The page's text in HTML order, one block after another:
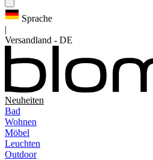
Sprache
|
Versandland - DE
Neuheiten
Bad
Wohnen
Möbel
Leuchten
Outdoor